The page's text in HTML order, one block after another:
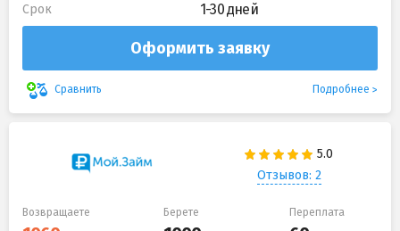
Срок 1-30 дней
Оформить заявку
Сравнить Подробнее
Отзывов: 2
Возвращаете Берете Переплата